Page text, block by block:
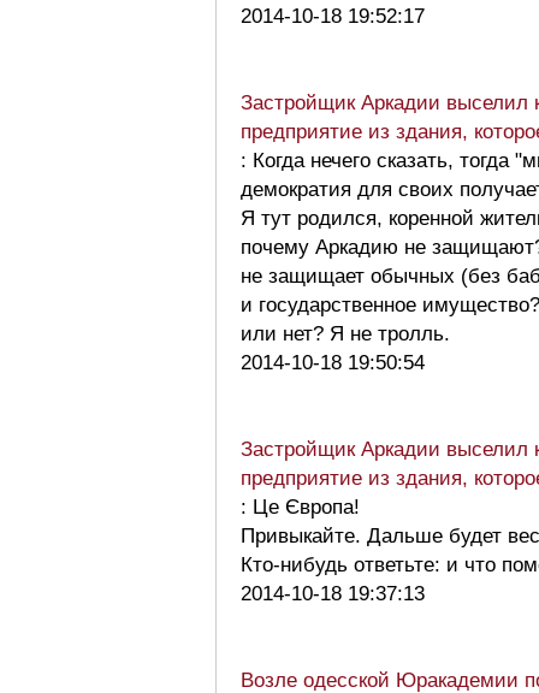
2014-10-18 19:52:17
Застройщик Аркадии выселил
предприятие из здания,
: Когда нечего сказать, тогда
демократия для своих
Я тут родился, коренной
почему Аркадию не
не защищает обычных (без
и государственное
или нет? Я не тролль.
2014-10-18 19:50:54
Застройщик Аркадии выселил
предприятие из здания,
: Це Європа!
Привыкайте. Дальше будет
Кто-нибудь ответьте: и что
2014-10-18 19:37:13
Возле одесской Юракадемии